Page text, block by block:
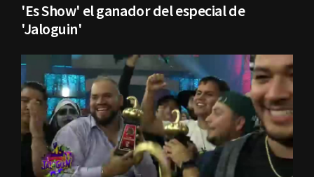
'Es Show' el ganador del especial de
'Jaloguin'